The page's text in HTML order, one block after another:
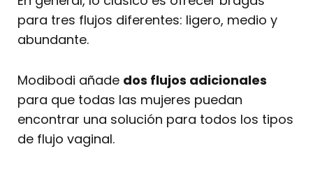
para tres flujos diferentes: ligero, medio y
abundante.
Modibodi añade dos flujos adicionales
para que todas las mujeres puedan
encontrar una solución para todos los tipos
de flujo vaginal.